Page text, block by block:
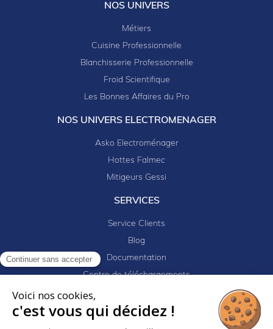
Continuer sans accepter
Voici nos cookies,
c'est vous qui décidez !
NOS UNIVERS
Métiers
Cuisine Professionnelle
Blanchisserie Professionnelle
Froid Scientifique
Les Bonnes Affaires du Pro
NOS UNIVERS ELECTROMENAGER
Asko Electroménager
Hottes Falmec
Mitigeurs Gessi
SERVICES
Service Clients
Blog
Documentation
Centre de téléchargements
Newsletter
Logiciel EJ32